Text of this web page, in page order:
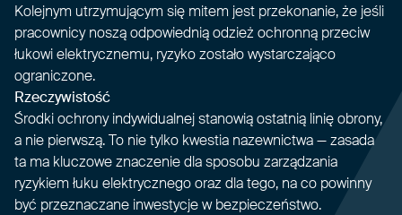
Kolejnym utrzymującym się mitem jest przekonanie, że jeśli
pracownicy noszą odpowiednią odzież ochronną przeciw
łukowi elektrycznemu, ryzyko zostało wystarczająco
ograniczone.
Rzeczywistość
Środki ochrony indywidualnej stanowią ostatnią linię obrony,
a nie pierwszą. To nie tylko kwestia nazewnictwa — zasada
ta ma kluczowe znaczenie dla sposobu zarządzania
ryzykiem łuku elektrycznego oraz dla tego, na co powinny
być przeznaczane inwestycje w bezpieczeństwo.